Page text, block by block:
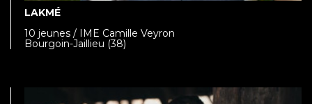
LAKMÉ
10 jeunes / IME Camille Veyron
Bourgoin-Jaillieu (38)